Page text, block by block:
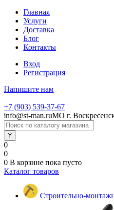
Главная
Услуги
Доставка
Блог
Контакты
Вход
Регистрация
Напишите нам
+7 (903) 539-37-67
info@st-man.ruМО г.
0
0
0 В корзине пока пусто
Каталог товаров
Строительно-